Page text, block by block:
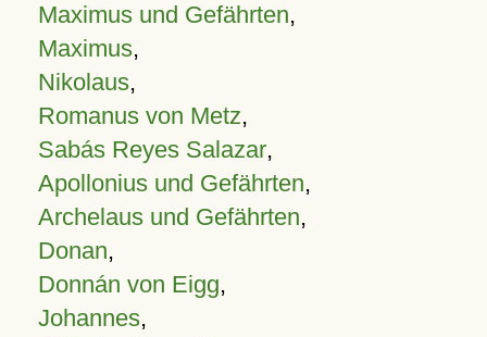
Maximus und Gefährten,
Maximus,
Nikolaus,
Romanus von Metz,
Sabás Reyes Salazar,
Apollonius und Gefährten,
Archelaus und Gefährten,
Donan,
Donnán von Eigg,
Johannes,